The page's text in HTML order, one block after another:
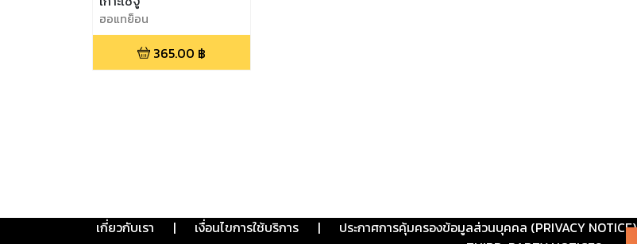
ฮอแทย็อน
365.00 ฿
เกี่ยวกับเรา | เงื่อนไขการใช้บริการ | ประกาศการคุ้มครองข้อมูลส่วนบุคคล (PRIVACY NOTICE)